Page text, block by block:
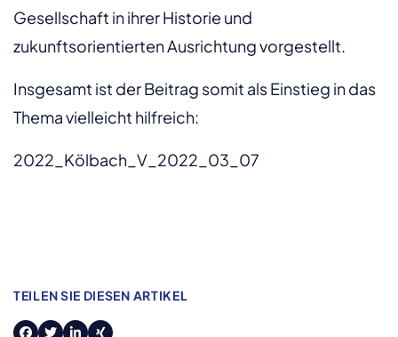
Gesellschaft in ihrer Historie und
zukunftsorientierten Ausrichtung vorgestellt.
Insgesamt ist der Beitrag somit als Einstieg in das
Thema vielleicht hilfreich:
2022_Kölbach_V_2022_03_07
TEILEN SIE DIESEN ARTIKEL